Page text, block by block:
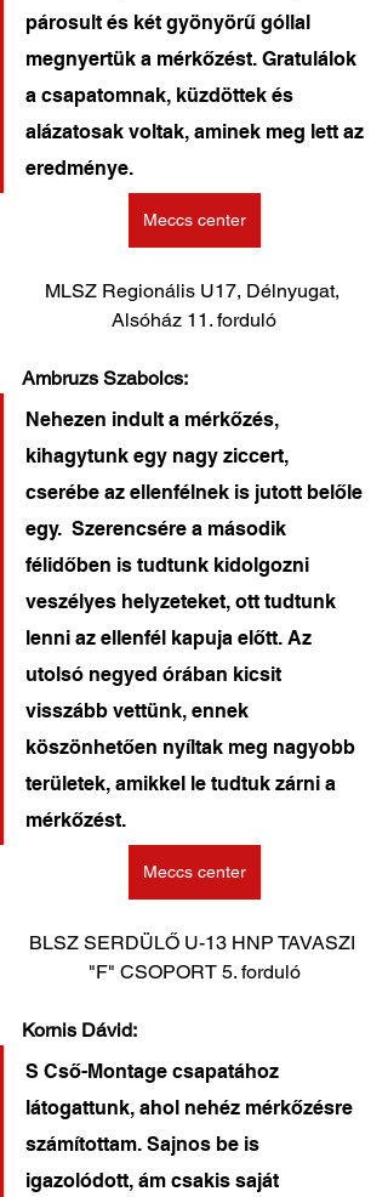
párosult és két gyönyörű góllal
megnyertük a mérkőzést. Gratulálok
a csapatomnak, küzdöttek és
alázatosak voltak, aminek meg lett az
eredménye.
Meccs center
MLSZ Regionális U17, Délnyugat,
Alsóház 11. forduló
Ambruzs Szabolcs:
Nehezen indult a mérkőzés,
kihagytunk egy nagy ziccert,
cserébe az ellenfélnek is jutott belőle
egy.  Szerencsére a második
félidőben is tudtunk kidolgozni
veszélyes helyzeteket, ott tudtunk
lenni az ellenfél kapuja előtt. Az
utolsó negyed órában kicsit
visszább vettünk, ennek
köszönhetően nyíltak meg nagyobb
területek, amikkel le tudtuk zárni a
mérkőzést.
Meccs center
BLSZ SERDÜLŐ U-13 HNP TAVASZI
"F" CSOPORT 5. forduló
Kornis Dávid:
S Cső-Montage csapatához
látogattunk, ahol nehéz mérkőzésre
számítottam. Sajnos be is
igazolódott, ám csakis saját